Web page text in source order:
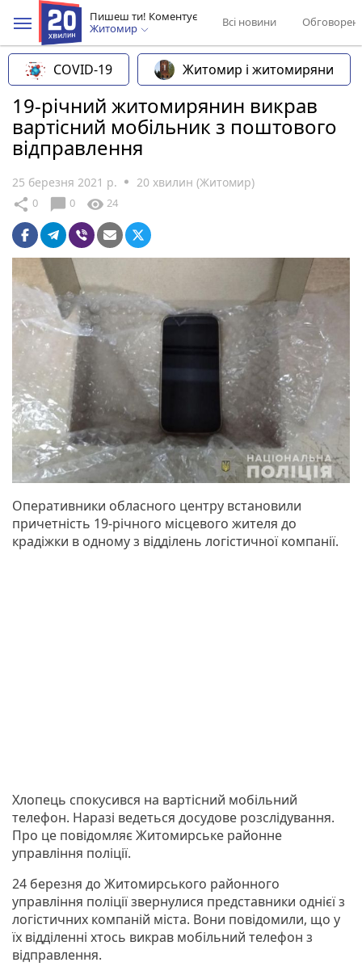
Пишеш ти! Коментує
Житомир
Всі новини
COVID-19 Житомир і житомиряни
19-річний житомирянин викрав
вартісний мобільник з поштового
відправлення
25 березня 2021 р. 20 хвилин (Житомир)
share 0 chat_bubble 0 visibility 24
Оперативники обласного центру встановили
причетність 19-річного місцевого жителя до
крадіжки в одному з відділень логістичної компанії.
Хлопець спокусився на вартісний мобільний
телефон. Наразі ведеться досудове розслідування.
Про це повідомляє Житомирське районне
управління поліції.
24 березня до Житомирського районного
управління поліції звернулися представники однієї з
логістичних компаній міста. Вони повідомили, що у
їх відділенні хтось викрав мобільний телефон з
відправлення.